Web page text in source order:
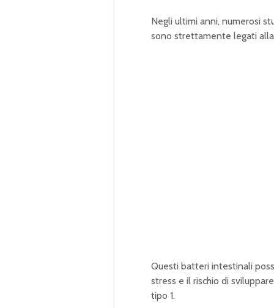
Negli ultimi anni, numerosi
sono strettamente legati
Questi batteri intestinali
stress e il rischio di
tipo 1.